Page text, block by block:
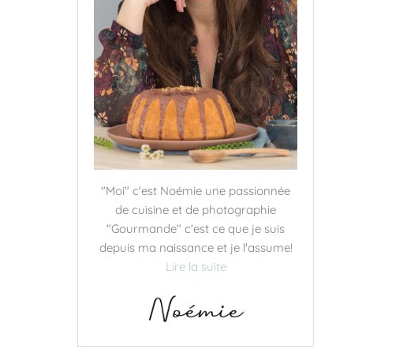
"Moi" c'est Noémie une passionnée
de cuisine et de photographie
"Gourmande" c'est ce que je suis
depuis ma naissance et je l'assume!
Lire la suite